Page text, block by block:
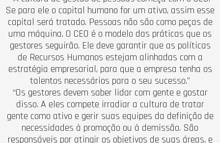
Se para ele o capital humano for um ativo, assim esse
capital será tratado. Pessoas não são como peças de
uma máquina. O CEO é o modelo das práticas que os
gestores seguirão. Ele deve garantir que as políticas
de Recursos Humanos estejam alinhadas com a
estratégia empresarial, para que a empresa tenha os
talentos necessários para o seu sucesso.”
“Os gestores devem saber lidar com gente e gostar
disso. A eles compete irradiar a cultura de tratar
gente como ativo e gerir suas equipes da definição de
necessidades à promoção ou à demissão. São
responsáveis por atingir os objetivos de suas áreas, e